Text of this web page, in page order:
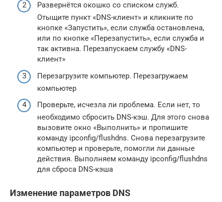
Развернётся окошко со списком служб.
Отыщите пункт «DNS-клиент» и кликните по
кнопке «Запустить», если служба остановлена,
или по кнопке «Перезапустить», если служба и
так активна. Перезапускаем службу «DNS-
клиент»
Перезагрузите компьютер. Перезагружаем
компьютер
Проверьте, исчезла ли проблема. Если нет, то
необходимо сбросить DNS-кэш. Для этого снова
вызовите окно «Выполнить» и пропишите
команду ipconfig/flushdns. Снова перезагрузите
компьютер и проверьте, помогли ли данные
действия. Выполняем команду ipconfig/flushdns
для сброса DNS-кэша
Изменение параметров DNS